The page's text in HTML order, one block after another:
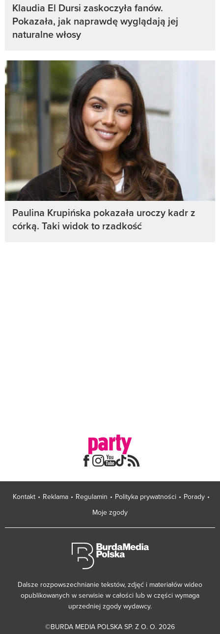
Klaudia El Dursi zaskoczyła fanów.
Pokazała, jak naprawdę wyglądają jej
naturalne włosy
Paulina Krupińska pokazała uroczy kadr z
córką. Taki widok to rzadkość
Kontakt Reklama Regulamin Polityka prywatności
Porady
Moje zgody
Dalsze rozpowszechnianie tekstów, zdjęć i materiałów wideo
opublikowanych w serwisie w całości lub w części wymaga
uprzedniej zgody wydawcy.
©BURDA MEDIA POLSKA SP. Z O. O. 2026